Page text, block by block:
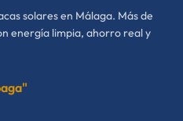
solares en Málaga. Más de
energía limpia, ahorro real y